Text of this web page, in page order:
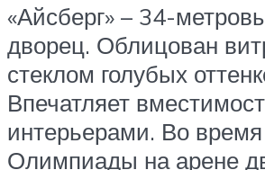
«Айсберг» – 34-
дворец. Облицован
стеклом голубых
Впечатляет
интерьерами. Во время
Олимпиады на арене